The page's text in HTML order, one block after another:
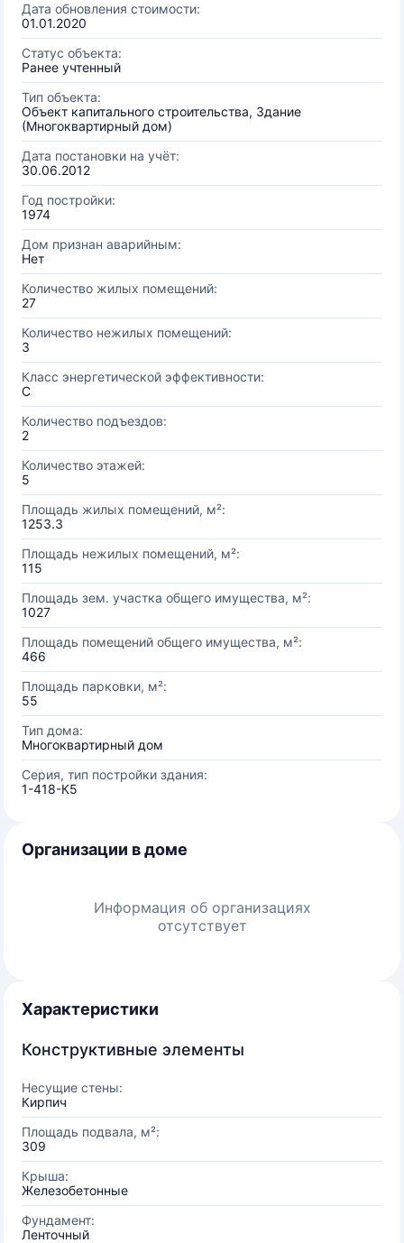
Дата обновления стоимости:
01.01.2020
Статус объекта:
Ранее учтенный
Тип объекта:
Объект капитального строительства, Здание
(Многоквартирный дом)
Дата постановки на учёт:
30.06.2012
Год постройки:
1974
Дом признан аварийным:
Нет
Количество жилых помещений:
27
Количество нежилых помещений:
3
Класс энергетической эффективности:
C
Количество подъездов:
2
Количество этажей:
5
Площадь жилых помещений, м²:
1253.3
Площадь нежилых помещений, м²:
115
Площадь зем. участка общего имущества, м²:
1027
Площадь помещений общего имущества, м²:
466
Площадь парковки, м²:
55
Тип дома:
Многоквартирный дом
Серия, тип постройки здания:
1-418-К5
Организации в доме
Информация об организациях
отсутствует
Характеристики
Конструктивные элементы
Несущие стены:
Кирпич
Площадь подвала, м²:
309
Крыша:
Железобетонные
Фундамент:
Ленточный